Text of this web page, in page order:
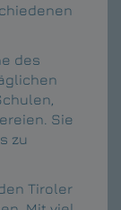
des
Sie
zu
Tiroler